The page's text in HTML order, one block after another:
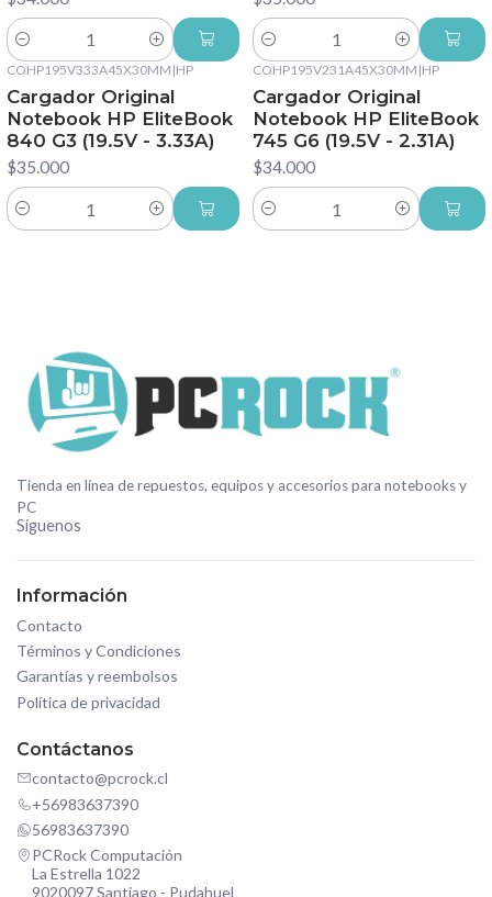
Cantidad Cantidad
COHP195V333A45X30MM |HP
Cargador Original
Notebook HP EliteBook
840 G3 (19.5V - 3.33A)
$35.000
Cantidad
COHP195V231A45X30MM |HP
Cargador Original
Notebook HP EliteBook
745 G6 (19.5V - 2.31A)
$34.000
Cantidad
Tienda en línea de repuestos, equipos y accesorios para notebooks y
PC
Síguenos
Información
Contacto
Términos y Condiciones
Garantías y reembolsos
Política de privacidad
Contáctanos
contacto@pcrock.cl
+56983637390
56983637390
PCRock Computación
La Estrella 1022
9020097 Santiago - Pudahuel